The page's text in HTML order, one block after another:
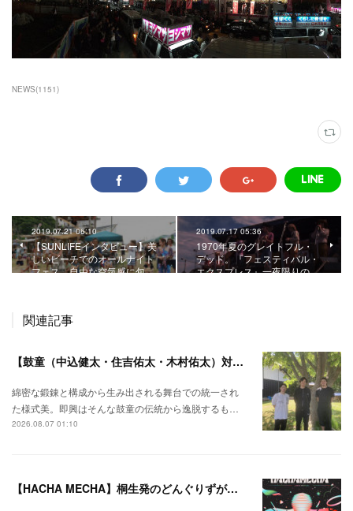
NEWS(1151)
2019.07.21 06:10
【SUNLIFEインタビュー】美
しいビーチでのオールナイト
フェス。自由な空気感に包…
2019.07.17 05:36
1970年夏のグレイトフル・
デッド。『フェスティバル・
エクスプレス』一夜限りの…
関連記事
【鼓童（中込健太・住吉佑太・木村佑太）対談】即興で得られる新たな感覚。
綿密な鍛錬と構成から生み出される舞台での統一され
た様式美。即興はそんな鼓童の伝統から逸脱するも…
2026.08.07 01:10
【HACHA MECHA】桐生発のどんぐりずが桐生をハチャメチャに彩る。